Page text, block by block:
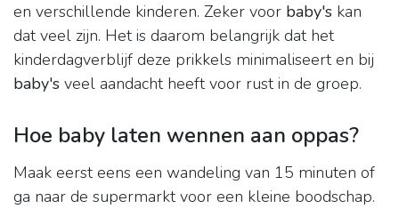
en verschillende kinderen. Zeker voor baby's kan
dat veel zijn. Het is daarom belangrijk dat het
kinderdagverblijf deze prikkels minimaliseert en bij
baby's veel aandacht heeft voor rust in de groep.
Hoe baby laten wennen aan oppas?
Maak eerst eens een wandeling van 15 minuten of
ga naar de supermarkt voor een kleine boodschap.